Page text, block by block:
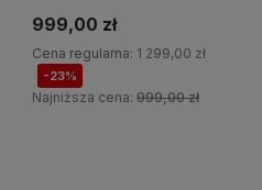
999,00 zł
Cena regularna: 1 299,00 zł
-23%
Najniższa cena: 999,00 zł